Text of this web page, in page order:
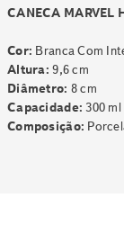
CANECA MARVEL
Cor: Branca Com
Altura: 9,6 cm
Diâmetro: 8 cm
Capacidade: 300 ml
Composição: